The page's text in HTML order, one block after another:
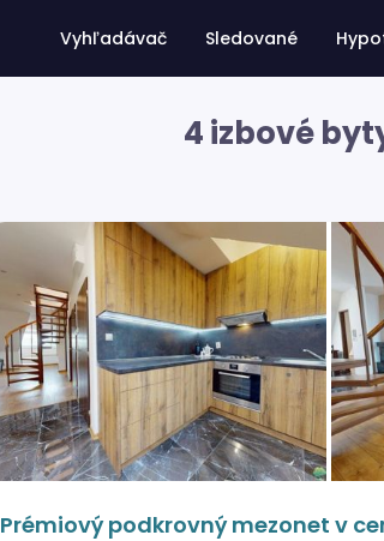
Vyhľadávač Sledované
4 izbové
Prémiový podkrovný mezonet v